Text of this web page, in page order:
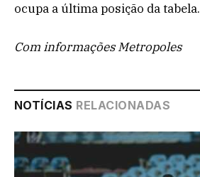
ocupa a última posição da tabela.
Com informações Metropoles
NOTÍCIAS RELACIONADAS